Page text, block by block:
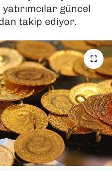
güncel
takip ediyor.